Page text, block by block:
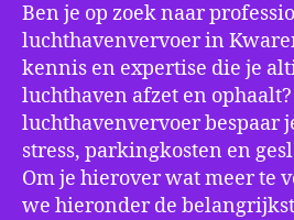
Ben je op zoek naar
luchthavenvervoer in
kennis en expertise die je
luchthaven afzet en
luchthavenvervoer bespaar
stress, parkingkosten en
Om je hierover wat meer te
we hieronder de